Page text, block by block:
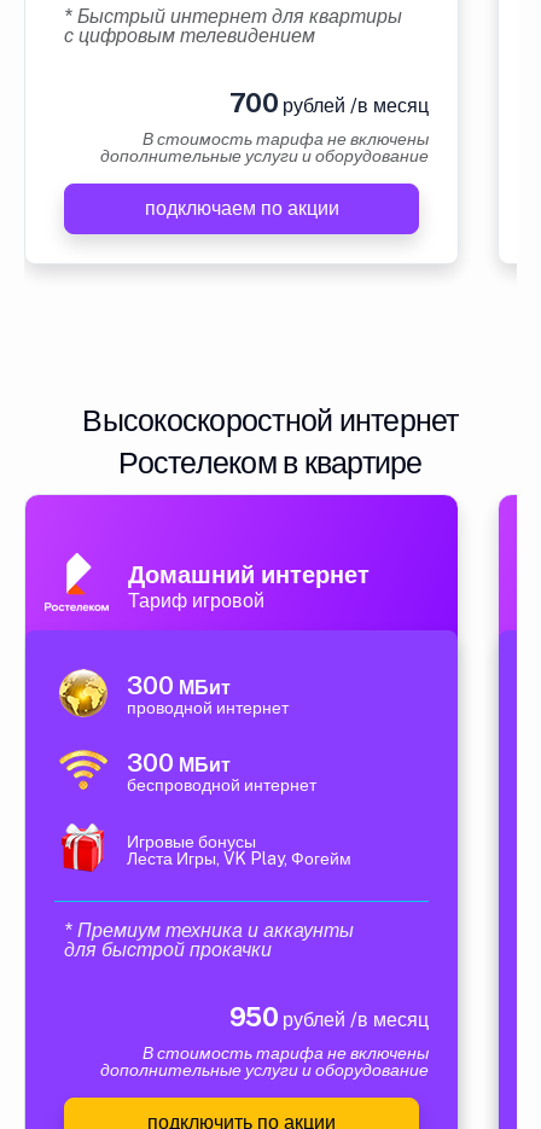
* Быстрый интернет для квартиры
с цифровым телевидением
700 рублей /в месяц
В стоимость тарифа не включены
дополнительные услуги и оборудование
подключаем по акции
Высокоскоростной интернет
Ростелеком в квартире
Домашний интернет
Тариф игровой
300 МБит
проводной интернет
300 МБит
беспроводной интернет
Игровые бонусы
Леста Игры, VK Play, Фогейм
* Премиум техника и аккаунты
для быстрой прокачки
950 рублей /в месяц
В стоимость тарифа не включены
дополнительные услуги и оборудование
подключить по акции